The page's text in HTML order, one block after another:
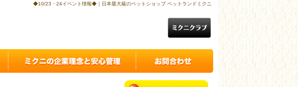
◆10/23・24イベント情報◆｜日本最大級のペットショップ ペットランドミクニ